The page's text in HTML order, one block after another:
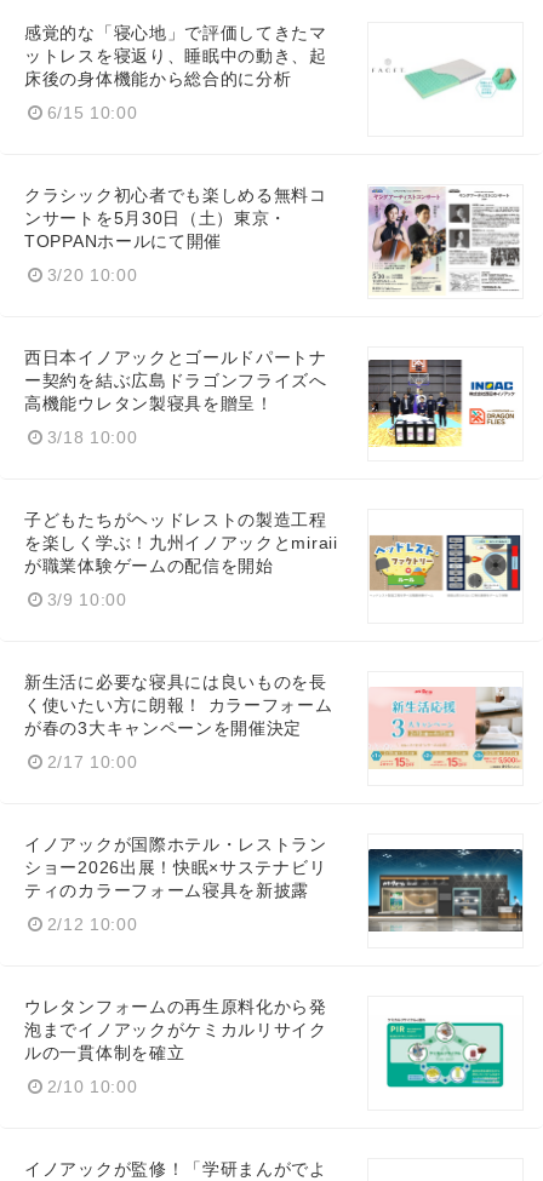
感覚的な「寝心地」で評価してきたマ
ットレスを寝返り、睡眠中の動き、起
床後の身体機能から総合的に分析
6/15 10:00
クラシック初心者でも楽しめる無料コ
ンサートを5月30日（土）東京・
TOPPANホールにて開催
3/20 10:00
西日本イノアックとゴールドパートナ
ー契約を結ぶ広島ドラゴンフライズへ
高機能ウレタン製寝具を贈呈！
3/18 10:00
子どもたちがヘッドレストの製造工程
を楽しく学ぶ！九州イノアックとmiraii
が職業体験ゲームの配信を開始
3/9 10:00
新生活に必要な寝具には良いものを長
く使いたい方に朗報！ カラーフォーム
が春の3大キャンペーンを開催決定
2/17 10:00
イノアックが国際ホテル・レストラン
ショー2026出展！快眠×サステナビリ
ティのカラーフォーム寝具を新披露
2/12 10:00
ウレタンフォームの再生原料化から発
泡までイノアックがケミカルリサイク
ルの一貫体制を確立
2/10 10:00
イノアックが監修！「学研まんがでよ